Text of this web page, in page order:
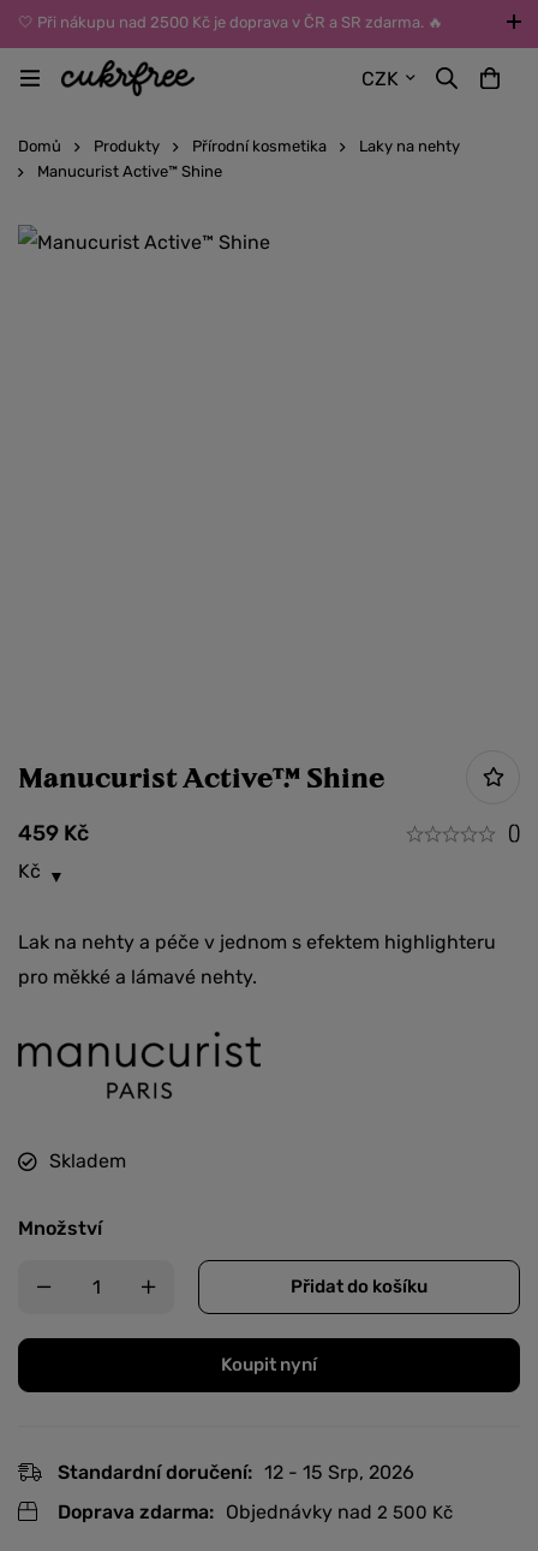
🤍 Při nákupu nad 2500 Kč je doprava v ČR a SR zdarma. 🔥
UPOZORNĚNÍ: Během léta vybírejte dopravu kurýrem nebo do Z-
BOXů umístěných uvnitř budov. Reklamace zboží způsobené
CZK
Domů Produkty Přírodní kosmetika
Laky na nehty
Manucurist Active™ Shine
Manucurist Active™ Shine
459 Kč
()
Kč
Lak na nehty a péče v jednom s efektem highlighteru
pro měkké a lámavé nehty.
Skladem
Množství
Přidat do košíku
Koupit nyní
Standardní doručení: 12 - 15 Srp, 2026
Doprava zdarma: Objednávky nad 2 500 Kč